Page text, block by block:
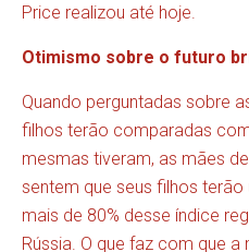
Price realizou até hoje.
Otimismo sobre o futuro
Quando perguntadas sobre
filhos terão comparadas
mesmas tiveram, as mães
sentem que seus filhos terão
mais de 80% desse índice
Rússia. O que faz com que